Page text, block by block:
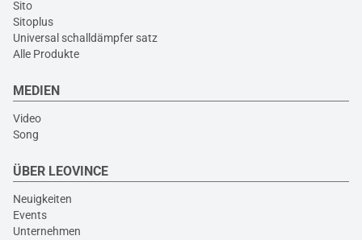
Sito
Sitoplus
Universal schalldämpfer satz
Alle Produkte
MEDIEN
Video
Song
ÜBER LEOVINCE
Neuigkeiten
Events
Unternehmen